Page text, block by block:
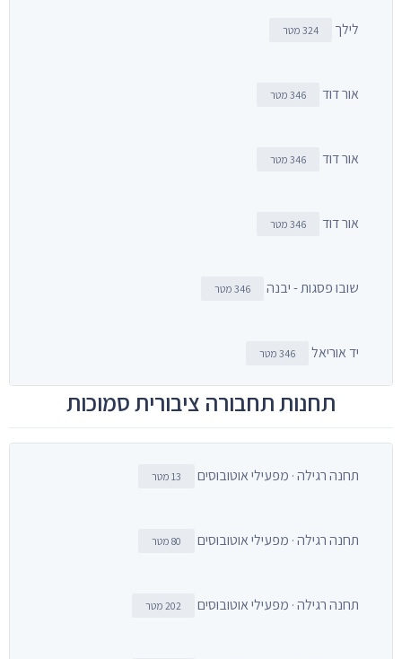
לילך 324 מטר
אור דוד 346 מטר
אור דוד 346 מטר
אור דוד 346 מטר
שובו פסגות - יבנה 346 מטר
יד אוריאל 346 מטר
תחנות תחבורה ציבורית סמוכות
תחנה רגילה · מפעילי אוטובוסים 13 מטר
תחנה רגילה · מפעילי אוטובוסים 80 מטר
תחנה רגילה · מפעילי אוטובוסים 202 מטר